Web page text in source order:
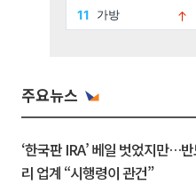
주요뉴스
‘한국판 IRA’ 베일 벗었지만…
리 업계 “시행령이 관건”